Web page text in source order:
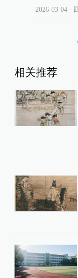
2026-03-04∙
相关推荐